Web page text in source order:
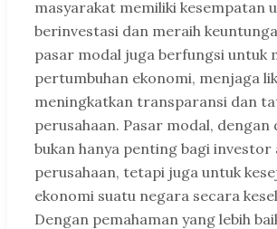
masyarakat memiliki kesempatan
berinvestasi dan meraih
pasar modal juga berfungsi untuk
pertumbuhan ekonomi, menjaga
meningkatkan transparansi dan
perusahaan. Pasar modal, dengan
bukan hanya penting bagi investor
perusahaan, tetapi juga untuk
ekonomi suatu negara secara
Dengan pemahaman yang lebih